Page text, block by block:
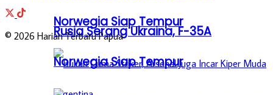
Norwegia Siap Tempur
Rusia Serang Ukraina, F-35A
Norwegia Siap Tempur
© 2026 Harian Terbaru Papua